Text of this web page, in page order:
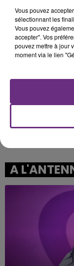
5h10
5h10
ANASTACIA
A
Vous pouvez
sélectionnant les
Vous pouvez
accepter". Vos
pouvez mettre à jour
moment via le lien